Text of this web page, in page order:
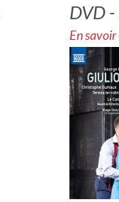
DVD
En savoir